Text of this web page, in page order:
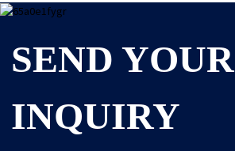
SEND YOUR
INQUIRY